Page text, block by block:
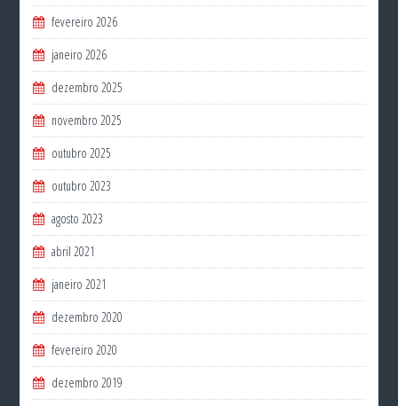
fevereiro 2026
janeiro 2026
dezembro 2025
novembro 2025
outubro 2025
outubro 2023
agosto 2023
abril 2021
janeiro 2021
dezembro 2020
fevereiro 2020
dezembro 2019